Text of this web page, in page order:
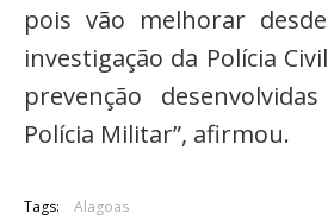
pois vão melhorar
investigação da Polícia
prevenção
Polícia Militar”, afirmou.
Tags: Alagoas